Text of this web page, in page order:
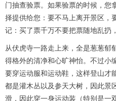
门抽查验票。如果验票的时候，您
择提供给您：要不马上离开景区，
记：买了票千万不要把票随地乱扔
从伏虎寺一路走上来，全是葱葱郁
得格外的清净和心旷神怡。不过小
要穿运动服和运动鞋，这样登山才
都是灌木丛以及参天大树，因此景
滑，因此穿一身运动装（特别是一